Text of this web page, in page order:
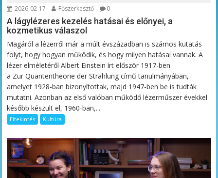
2026-02-17 Főszerkesztő 0
A lágylézeres kezelés hatásai és előnyei, a
kozmetikus válaszol
Magáról a lézerről már a múlt évszázadban is számos kutatás
folyt, hogy hogyan működik, és hogy milyen hatásai vannak. A
lézer elméletéről Albert Einstein írt először 1917-ben
a Zur Quantentheorie der Strahlung című tanulmányában,
amelyet 1928-ban bizonyítottak, majd 1947-ben be is tudták
mutatni. Azonban az első valóban működő lézerműszer évekkel
később készült el, 1960-ban,...
Eltekintés Kultúra